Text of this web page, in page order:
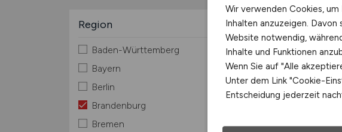
Region
Baden-Württemberg
Bayern
Berlin
Brandenburg
Bremen
Wir verwenden Cookies,
Inhalten anzuzeigen.
Website notwendig,
Inhalte und Funktionen
Wenn Sie auf "Alle
Unter dem Link "Cookie-
Entscheidung jederzeit